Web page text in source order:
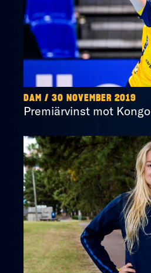
DAM / 30 NOVEMBER 2019
Premiärvinst mot